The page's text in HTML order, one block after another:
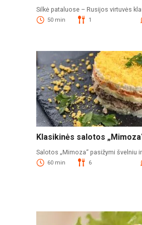
Silkė pataluose – Rusijos virtuvės
50 min 1
Klasikinės salotos
Salotos „Mimoza“ pasižymi švelniu
60 min 6